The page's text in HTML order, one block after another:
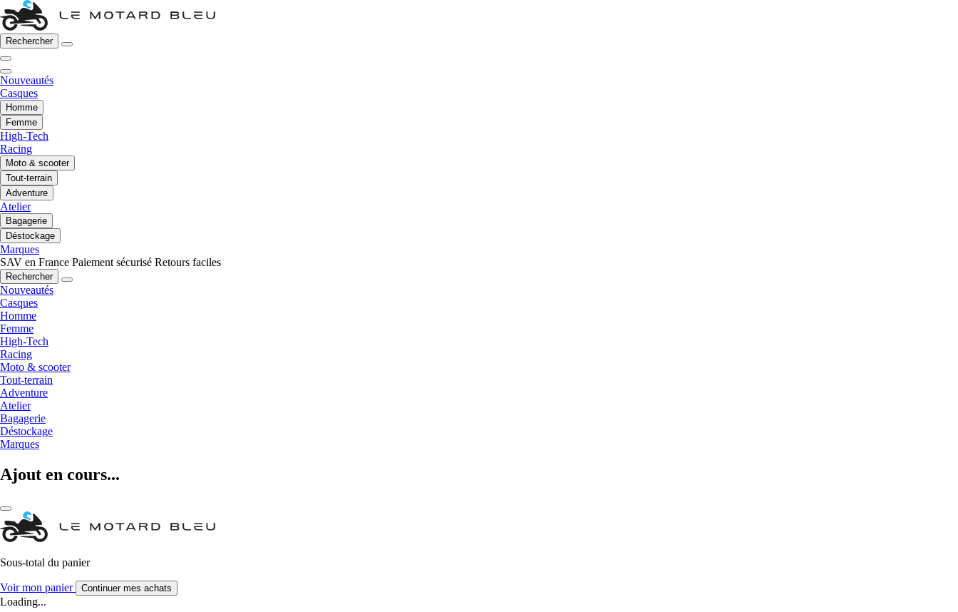
Rechercher
Nouveautés
Casques
Homme
Femme
High-Tech
Racing
Moto & scooter
Tout-terrain
Adventure
Atelier
Bagagerie
Déstockage
Marques
SAV en France Paiement sécurisé Retours faciles
Rechercher
Nouveautés
Casques
Homme
Femme
High-Tech
Racing
Moto & scooter
Tout-terrain
Adventure
Atelier
Bagagerie
Déstockage
Marques
Ajout en cours...
Sous-total du panier
Voir mon panier Continuer mes achats
Loading...